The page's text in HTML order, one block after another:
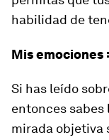
habilidad de
Mis emociones
Si has leído
entonces sabes
mirada objetiva